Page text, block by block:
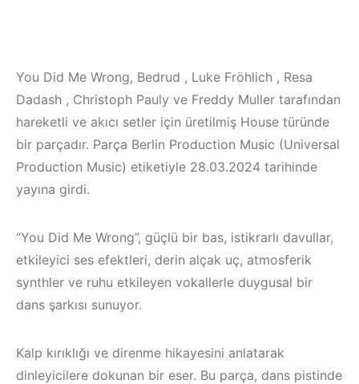
You Did Me Wrong, Bedrud , Luke Fröhlich , Resa
Dadash , Christoph Pauly ve Freddy Muller tarafından
hareketli ve akıcı setler için üretilmiş House türünde
bir parçadır. Parça Berlin Production Music (Universal
Production Music) etiketiyle 28.03.2024 tarihinde
yayına girdi.
“You Did Me Wrong”, güçlü bir bas, istikrarlı davullar,
etkileyici ses efektleri, derin alçak uç, atmosferik
synthler ve ruhu etkileyen vokallerle duygusal bir
dans şarkısı sunuyor.
Kalp kırıklığı ve direnme hikayesini anlatarak
dinleyicilere dokunan bir eser. Bu parça, dans pistinde